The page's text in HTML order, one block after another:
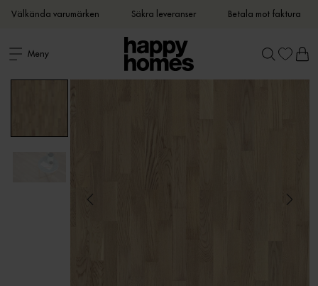
Välkända varumärken Säkra leveranser Betala mot faktura
Meny